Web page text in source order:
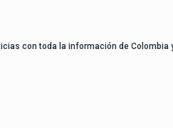
con toda la información de Colombia